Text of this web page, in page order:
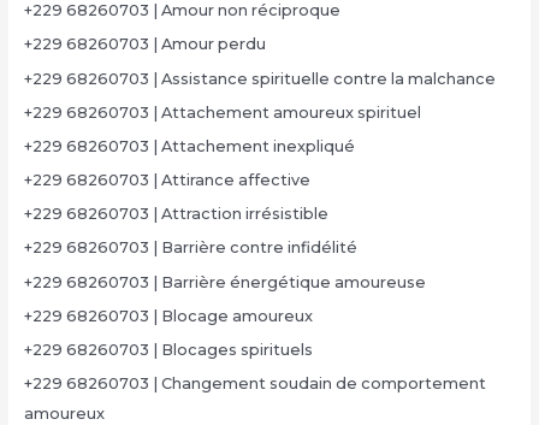
+229 68260703 | Amour non réciproque
+229 68260703 | Amour perdu
+229 68260703 | Assistance spirituelle contre la malchance
+229 68260703 | Attachement amoureux spirituel
+229 68260703 | Attachement inexpliqué
+229 68260703 | Attirance affective
+229 68260703 | Attraction irrésistible
+229 68260703 | Barrière contre infidélité
+229 68260703 | Barrière énergétique amoureuse
+229 68260703 | Blocage amoureux
+229 68260703 | Blocages spirituels
+229 68260703 | Changement soudain de comportement
amoureux